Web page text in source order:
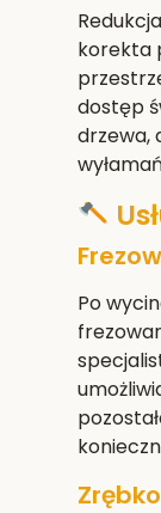
korekta
dostęp
drzewa,
Po